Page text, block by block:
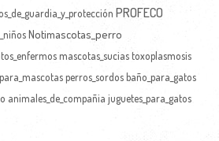
PROFECO
Notimascotas_perro
mascotas_sucias toxoplasmosis
perros_sordosbaño_para_gatos
animales_de_compañia juguetes_para_gatos